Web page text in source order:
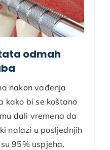
odmah
nakon vađenja
kako bi se koštano
dali vremena da
nalazi u posljednjih
95% uspjeha,